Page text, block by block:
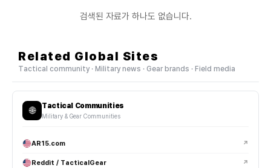
검색된 자료가 하나도 없습니다.
Related Global Sites
Tactical community · Military news · Gear brands · Field media
🌐 Tactical Communities
Military & Gear Communities
AR15.com ↗
Reddit / TacticalGear ↗